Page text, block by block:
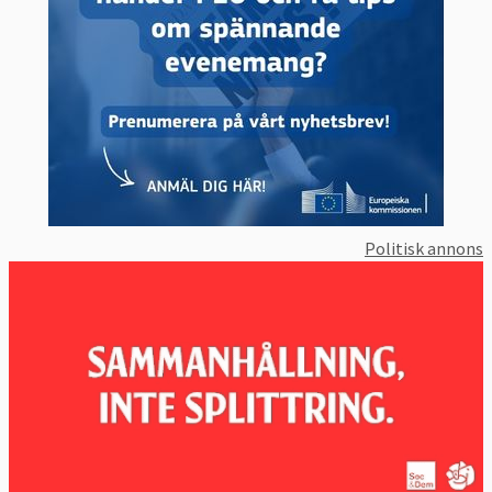
Storbritanniens hållning. Beslutet fick flera
ministrar att avgå i protest.
3. Vad vill Europaparlamentet?
I praktiken samma som medlemsländerna.
EU-parlamentet måste godkänna
utträdesavtalet med Storbritannien. Den
liberale belgiske EU-parlamentarikern Guy
Verhofstadt är dess representant. I april
2017 röstade EU-parlamentet fram sina
Sammanfattat har parlamentet principen att
ett EU-medlemskap på alla områden måste
vara bättre än att inte vara med.
Politisk annons